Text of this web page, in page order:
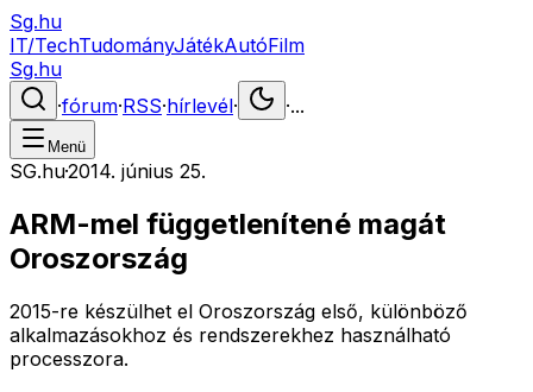
Sg.hu
IT/TechTudományJátékAutóFilm
Sg.hu
·fórum·RSS·hírlevél· ·...
Menü
SG.hu·2014. június 25.
ARM-mel függetlenítené magát
Oroszország
2015-re készülhet el Oroszország első, különböző
alkalmazásokhoz és rendszerekhez használható
processzora.